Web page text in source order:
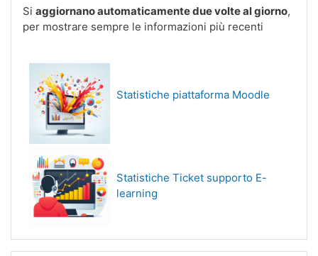
Si aggiornano automaticamente due volte al giorno,
per mostrare sempre le informazioni più recenti
Statistiche piattaforma Moodle
Statistiche Ticket supporto E-
learning